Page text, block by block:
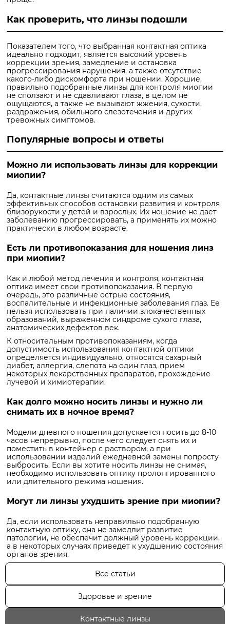
Как проверить, что линзы подошли
Показателем того, что выбранная контактная оптика
идеально подходит, является высокий уровень
коррекции зрения, замедление и остановка
прогрессирования нарушения, а также отсутствие
какого-либо дискомфорта при ношении. Хорошие,
правильно подобранные линзы для контроля миопии
не сползают и не сдавливают глаза, в целом не
ощущаются, а также не вызывают жжения, сухости,
раздражения, обильного слезотечения и других
тревожных симптомов.
Популярные вопросы и ответы
Можно ли использовать линзы для коррекции
миопии?
Да, контактные линзы считаются одним из самых
эффективных способов остановки развития и контроля
близорукости у детей и взрослых. Их ношение не дает
заболеванию прогрессировать, а применять их можно
практически в любом возрасте.
Есть ли противопоказания для ношения линз
при миопии?
Как и любой метод лечения и контроля, контактная
оптика имеет свои противопоказания. В первую
очередь, это различные острые состояния,
воспалительные и инфекционные заболевания глаз. Ее
нельзя использовать при наличии злокачественных
образований, выраженном синдроме сухого глаза,
анатомических дефектов век.
К относительным противопоказаниям, когда
допустимость использования контактной оптики
определяется индивидуально, относятся сахарный
диабет, аллергия, слепота на один глаз, прием
некоторых лекарственных препаратов, прохождение
лучевой и химиотерапии.
Как долго можно носить линзы и нужно ли
снимать их в ночное время?
Модели дневного ношения допускается носить до 8-10
часов непрерывно, после чего следует снять их и
поместить в контейнер с раствором, а при
использовании изделий ежедневной замены попросту
выбросить. Если вы хотите носить линзы не снимая,
необходимо использовать оптику пролонгированного
или длительного режима ношения.
Могут ли линзы ухудшить зрение при миопии?
Да, если использовать неправильно подобранную
контактную оптику, она не замедлит развитие
патологии, не обеспечит должный уровень коррекции,
а в некоторых случаях приведет к ухудшению состояния
органов зрения.
Все статьи
Здоровье и зрение
Контактные линзы